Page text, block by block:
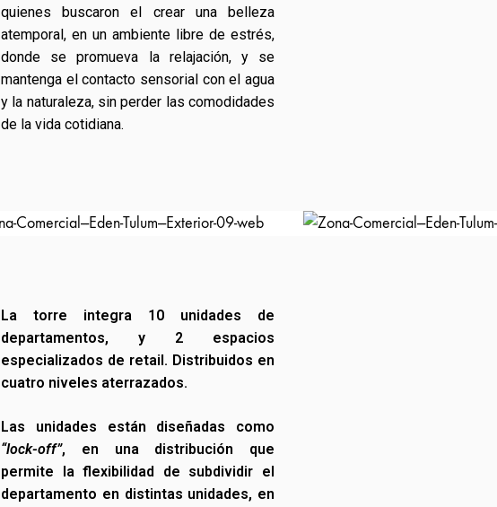
quienes buscaron el crear una belleza
atemporal, en un ambiente libre de estrés,
donde se promueva la relajación, y se
mantenga el contacto sensorial con el agua
y la naturaleza, sin perder las comodidades
de la vida cotidiana.
La torre integra 10 unidades de
departamentos, y 2 espacios
especializados de retail. Distribuidos en
cuatro niveles aterrazados.
Las unidades están diseñadas como
“lock-off”, en una distribución que
permite la flexibilidad de subdividir el
departamento en distintas unidades, en